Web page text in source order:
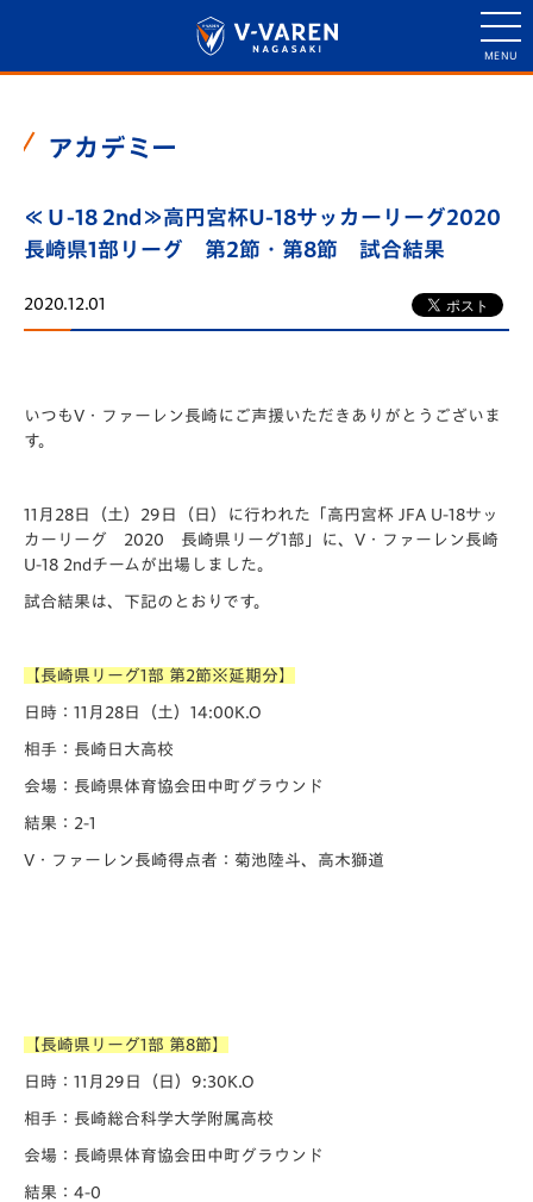
アカデミー
≪Ｕ-18 2nd≫高円宮杯U-18サッカーリーグ2020
長崎県1部リーグ 第2節・第8節 試合結果
2020.12.01
いつもV・ファーレン長崎にご声援いただきありがとうございま
す。
11月28日（土）29日（日）に行われた「高円宮杯 JFA U-18サッ
カーリーグ 2020 長崎県リーグ1部」に、V・ファーレン長崎
U-18 2ndチームが出場しました。
試合結果は、下記のとおりです。
【長崎県リーグ1部 第2節※延期分】
日時：11月28日（土）14:00K.O
相手：長崎日大高校
会場：長崎県体育協会田中町グラウンド
結果：2-1
V・ファーレン長崎得点者：菊池陸斗、高木獅道
【長崎県リーグ1部 第8節】
日時：11月29日（日）9:30K.O
相手：長崎総合科学大学附属高校
会場：長崎県体育協会田中町グラウンド
結果：4-0